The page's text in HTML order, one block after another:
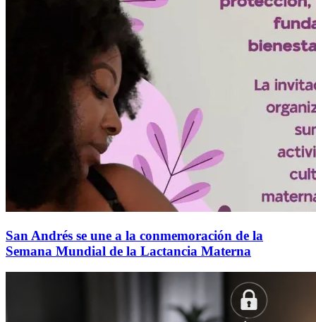
San Andrés se une a la conmemoración de la
Semana Mundial de la Lactancia Materna